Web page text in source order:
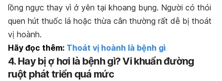
lồng ngực thay vì ở yên tại khoang bụng. Người có thói
quen hút thuốc lá hoặc thừa cân thường rất dễ bị thoát
vị hoành.
Hãy đọc thêm: Thoát vị hoành là bệnh gì
4. Hay bị ợ hơi là bệnh gì?Vi khuẩn đường
ruột phát triển quá mức